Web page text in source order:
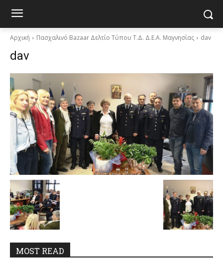
Αρχική Πασχαλινό Bazaar Δελτίο Τύπου Τ.Δ. Δ.Ε.Α. Μαγνησίας dav
dav
MOST READ